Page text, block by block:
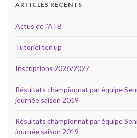
ARTICLES RÉCENTS
Actus de l’ATB
Tutoriel ten’up
Inscriptions 2026/2027
Résultats championnat par équipe
journée saison 2019
Résultats championnat par équipe
journée saison 2019